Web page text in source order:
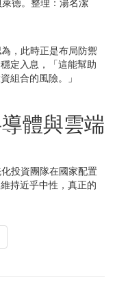
，此時正是布局防禦
定入息，「這能幫助
組合的風險。」
體與雲端
投資團隊在國家配置
持近乎中性，真正的